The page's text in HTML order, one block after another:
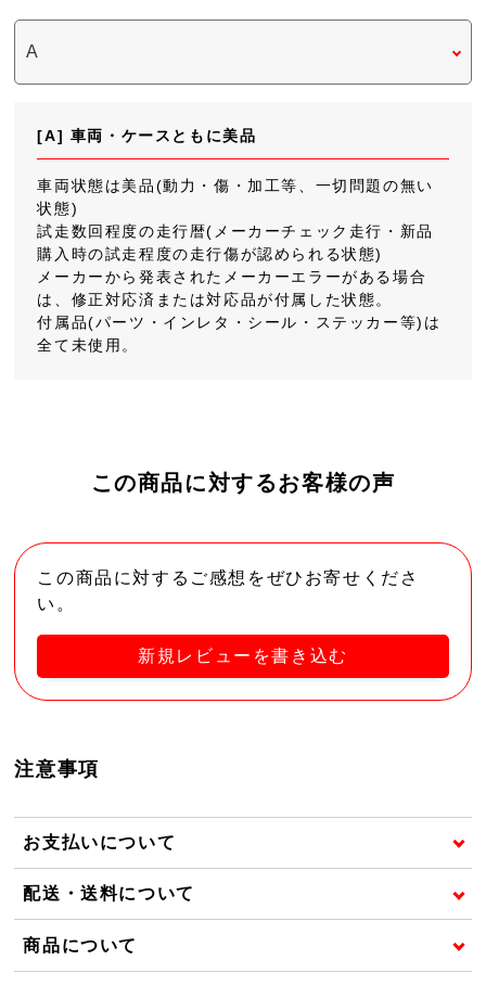
[A] 車両・ケースともに美品
車両状態は美品(動力・傷・加工等、一切問題の無い
状態)
試走数回程度の走行暦(メーカーチェック走行・新品
購入時の試走程度の走行傷が認められる状態)
メーカーから発表されたメーカーエラーがある場合
は、修正対応済または対応品が付属した状態。
付属品(パーツ・インレタ・シール・ステッカー等)は
全て未使用。
この商品に対するお客様の声
この商品に対するご感想をぜひお寄せくださ
い。
新規レビューを書き込む
注意事項
お支払いについて
配送・送料について
商品について